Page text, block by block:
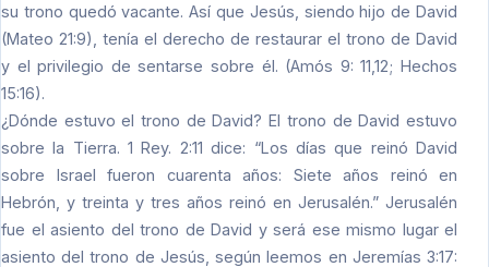
su trono quedó vacante. Así que Jesús, siendo hijo de David
(Mateo 21:9), tenía el derecho de restaurar el trono de David
y el privilegio de sentarse sobre él. (Amós 9: 11,12; Hechos
15:16).
¿Dónde estuvo el trono de David? El trono de David estuvo
sobre la Tierra. 1 Rey. 2:11 dice: “Los días que reinó David
sobre Israel fueron cuarenta años: Siete años reinó en
Hebrón, y treinta y tres años reinó en Jerusalén.” Jerusalén
fue el asiento del trono de David y será ese mismo lugar el
asiento del trono de Jesús, según leemos en Jeremías 3:17: